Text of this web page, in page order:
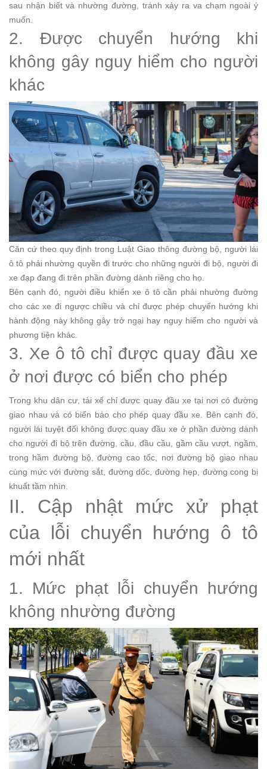
sau nhận biết và nhường đường, tránh xảy ra va chạm ngoài ý
muốn.
2. Được chuyển hướng khi
không gây nguy hiểm cho người
khác
Căn cứ theo quy định trong Luật Giao thông đường bộ, người lái
ô tô phải nhường quyền đi trước cho những người đi bộ, người đi
xe đạp đang đi trên phần đường dành riêng cho họ.
Bên cạnh đó, người điều khiển xe ô tô cần phải nhường đường
cho các xe đi ngược chiều và chỉ được phép chuyển hướng khi
hành động này không gây trở ngại hay nguy hiểm cho người và
phương tiện khác.
3. Xe ô tô chỉ được quay đầu xe
ở nơi được có biển cho phép
Trong khu dân cư, tài xế chỉ được quay đầu xe tại nơi có đường
giao nhau và có biển báo cho phép quay đầu xe. Bên cạnh đó,
người lái tuyệt đối không được quay đầu xe ở phần đường dành
cho người đi bộ trên đường, cầu, đầu cầu, gầm cầu vượt, ngầm,
trong hầm đường bộ, đường cao tốc, nơi đường bộ giao nhau
cùng mức với đường sắt, đường dốc, đường hẹp, đường cong bị
khuất tầm nhìn.
II. Cập nhật mức xử phạt
của lỗi chuyển hướng ô tô
mới nhất
1. Mức phạt lỗi chuyển hướng
không nhường đường